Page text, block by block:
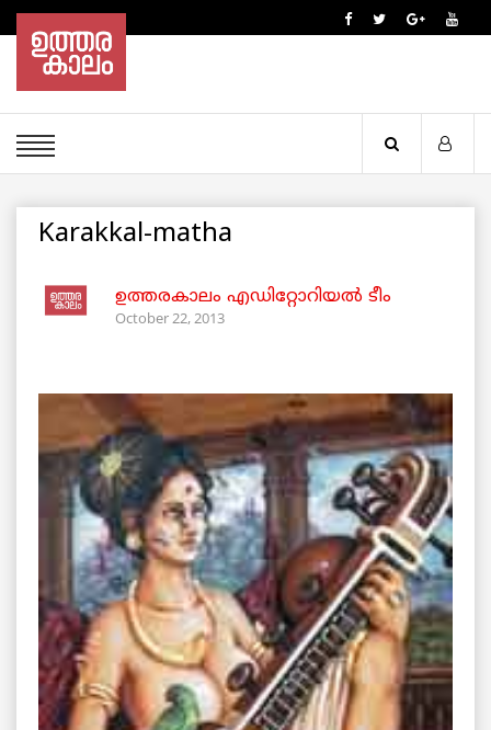
Karakkal-matha
ഉത്തരകാലം എഡിറ്റോറിയല്‍ ടീം
October 22, 2013